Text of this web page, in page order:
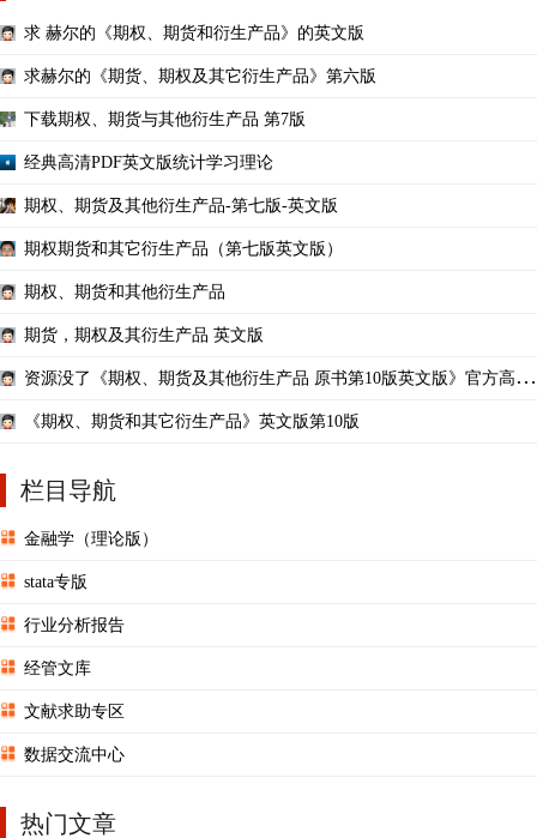
求 赫尔的《期权、期货和衍生产品》的英文版
求赫尔的《期货、期权及其它衍生产品》第六版
下载期权、期货与其他衍生产品 第7版
经典高清PDF英文版统计学习理论
期权、期货及其他衍生产品-第七版-英文版
期权期货和其它衍生产品（第七版英文版）
期权、期货和其他衍生产品
期货，期权及其衍生产品 英文版
资源没了《期权、期货及其他衍生产品 原书第10版英文版》官方高清
《期权、期货和其它衍生产品》英文版第10版
栏目导航
金融学（理论版）
stata专版
行业分析报告
经管文库
文献求助专区
数据交流中心
热门文章